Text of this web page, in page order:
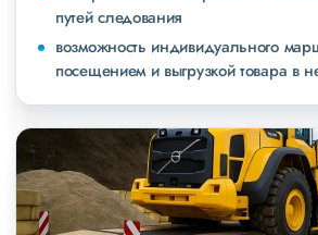
путей следования
возможность индивидуального
посещением и выгрузкой товара в